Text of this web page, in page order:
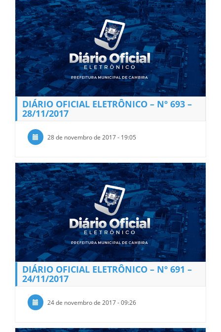
DIÁRIO OFICIAL ELETRÔNICO – Nº 693 –
28/11/2017
28 de novembro de 2017 - 19:05
DIÁRIO OFICIAL ELETRÔNICO – Nº 691 –
24/11/2017
24 de novembro de 2017 - 09:26